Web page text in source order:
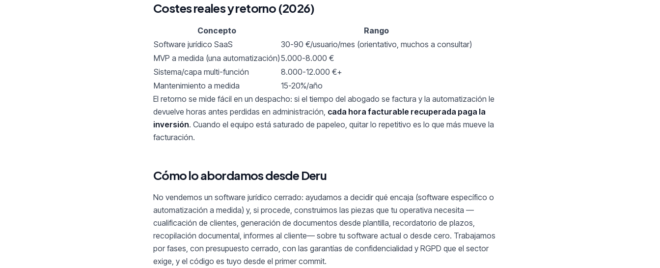
Costes reales y retorno (2026)
Concepto
Rango
Software jurídico SaaS
30-90 €/usuario/mes (orientativo, muchos a consultar)
MVP a medida (una automatización)5.000-8.000 €
Sistema/capa multi-función
8.000-12.000 €+
Mantenimiento a medida
15-20%/año
El retorno se mide fácil en un despacho: si el tiempo del abogado se factura y la automatización le
devuelve horas antes perdidas en administración, cada hora facturable recuperada paga la
inversión. Cuando el equipo está saturado de papeleo, quitar lo repetitivo es lo que más mueve la
facturación.
Cómo lo abordamos desde Deru
No vendemos un software jurídico cerrado: ayudamos a decidir qué encaja (software específico o
automatización a medida) y, si procede, construimos las piezas que tu operativa necesita —
cualificación de clientes, generación de documentos desde plantilla, recordatorio de plazos,
recopilación documental, informes al cliente— sobre tu software actual o desde cero. Trabajamos
por fases, con presupuesto cerrado, con las garantías de confidencialidad y RGPD que el sector
exige, y el código es tuyo desde el primer commit.